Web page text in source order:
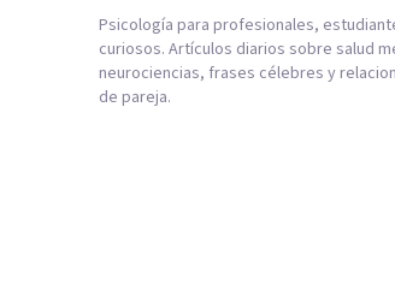
Psicología para profesionales,
curiosos. Artículos diarios sobre salud
neurociencias, frases célebres y
de pareja.